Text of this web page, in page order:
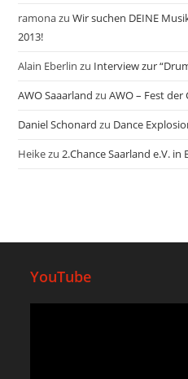
ramonazuWir suchen DEINE
2013!
Alain Eberlin zu Interview zur
AWO Saaarland zuAWO – Fest
Daniel Schonard zu Dance
Heikezu2.Chance Saarland e.V. in
YouTube